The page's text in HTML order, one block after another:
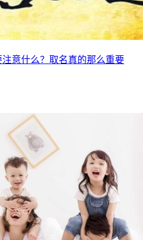
意什么？取名真的那么重要